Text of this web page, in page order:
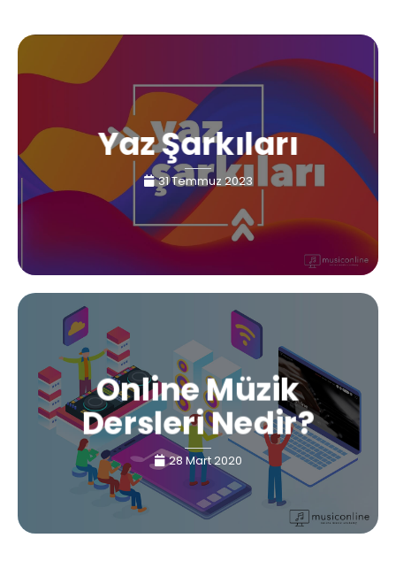
Yaz Şarkıları
31 Temmuz 2023
Online Müzik
Dersleri Nedir?
28 Mart 2020